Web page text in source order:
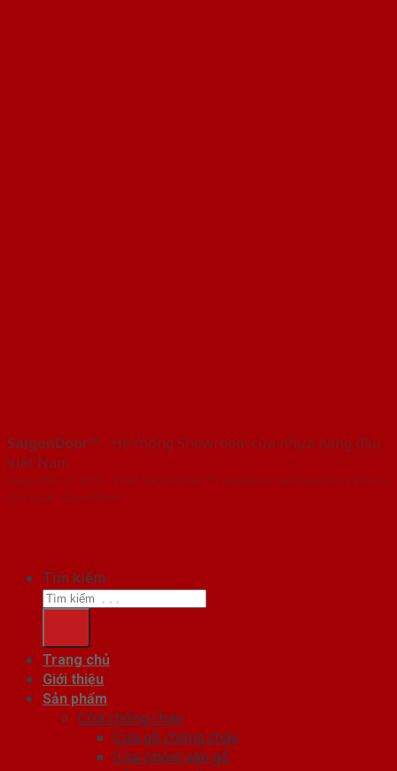
SaigonDoor™ - Hệ thống Showroom cửa nhựa hàng đầu
Việt Nam
Copyright ⓒ 2016 – 2026 SaigonDoor™ - www.bancuanhua.com | Đơn vị
chủ quản SaigonDoor
Tìm kiếm:
Trang chủ
Giới thiệu
Sản phẩm
Cửa chống cháy
Cửa gỗ chống cháy
Cửa nhôm vân gỗ